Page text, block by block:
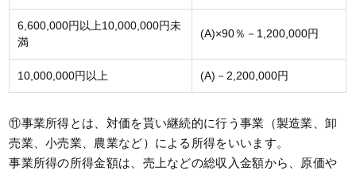
6,600,000円以上10,000,000円未
満
(A)×90％－1,200,000円
10,000,000円以上 (A)－2,200,000円
⑪事業所得とは、対価を貰い継続的に行う事業（製造業、卸
売業、小売業、農業など）による所得をいいます。
事業所得の所得金額は、売上などの総収入金額から、原価や